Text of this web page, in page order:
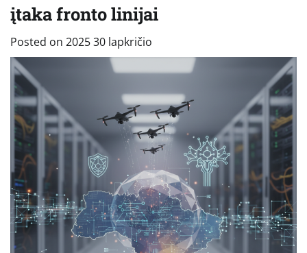
įtaka fronto linijai
Posted on 2025 30 lapkričio